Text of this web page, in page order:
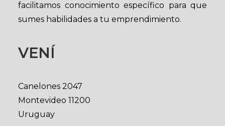
facilitamos conocimiento específico para que
sumes habilidades a tu emprendimiento.
VENÍ
Canelones 2047
Montevideo 11200
Uruguay